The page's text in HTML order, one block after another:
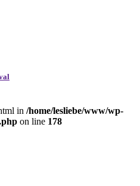
in /home/lesliebe/www/wp-
on line 178